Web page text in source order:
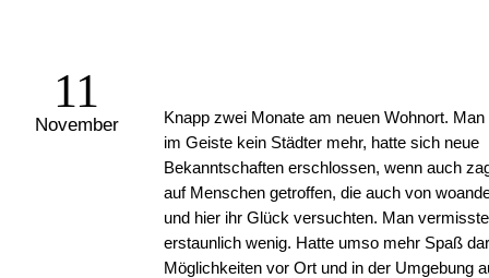
11
November
Knapp zwei Monate am neuen Wohnort.
im Geiste kein Städter mehr, hatte sich neue
Bekanntschaften erschlossen, wenn auch
auf Menschen getroffen, die auch von
und hier ihr Glück versuchten. Man
erstaunlich wenig. Hatte umso mehr Spaß
Möglichkeiten vor Ort und in der Umgebung